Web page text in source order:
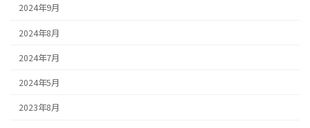
2024年9月
2024年8月
2024年7月
2024年5月
2023年8月